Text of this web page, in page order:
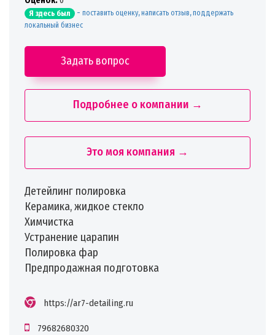
Я здесь был - поставить оценку, написать отзыв, поддержать
локальный бизнес
Задать вопрос
Подробнее о компании →
Это моя компания →
Детейлинг полировка
Керамика, жидкое стекло
Химчистка
Устранение царапин
Полировка фар
Предпродажная подготовка
https://ar7-detailing.ru
79682680320